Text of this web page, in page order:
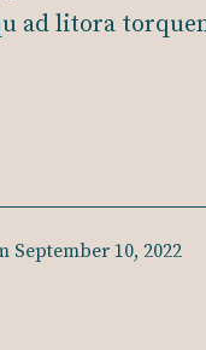
ad litora
September 10, 2022